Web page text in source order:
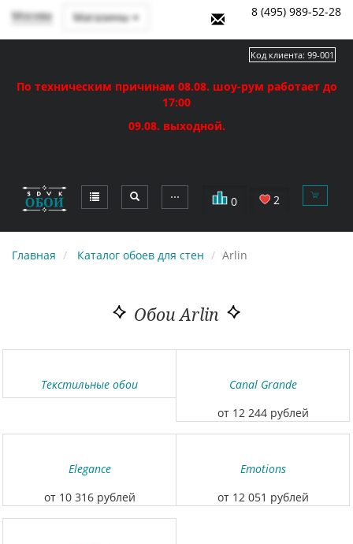
Москва Магазины 8 (495) 989-52-28
По техническим причинам 08.08. шоу-рум работает до
17:00
09.08. выходной.
⋯ 0 2
Код клиента: 99-001
Главная Каталог обоев для стен Arlin
Обои Arlin
Текстильные обои
Canal Grande
от 12 244 рублей
Elegance
от 10 316 рублей
Emotions
от 12 051 рублей